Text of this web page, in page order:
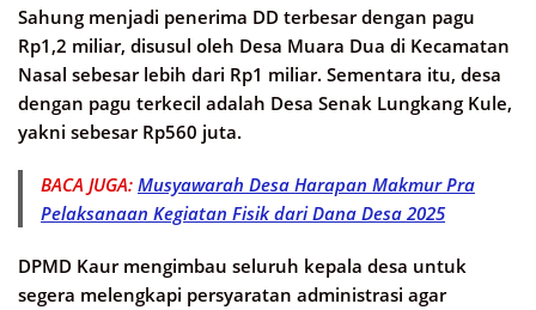
Sahung menjadi penerima DD terbesar dengan pagu
Rp1,2 miliar, disusul oleh Desa Muara Dua di Kecamatan
Nasal sebesar lebih dari Rp1 miliar. Sementara itu, desa
dengan pagu terkecil adalah Desa Senak Lungkang Kule,
yakni sebesar Rp560 juta. ​
BACA JUGA: Musyawarah Desa Harapan Makmur Pra
Pelaksanaan Kegiatan Fisik dari Dana Desa 2025
DPMD Kaur mengimbau seluruh kepala desa untuk
segera melengkapi persyaratan administrasi agar